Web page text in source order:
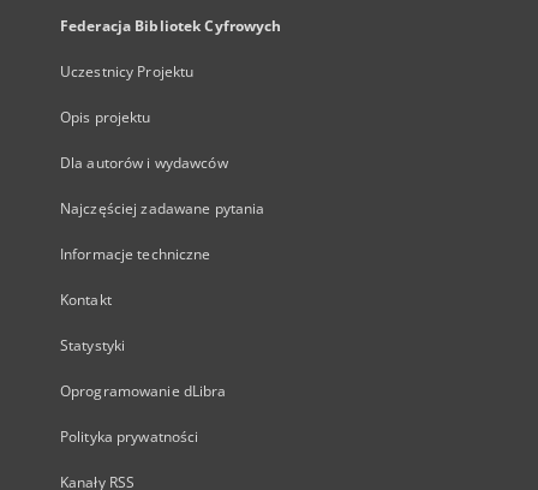
Federacja Bibliotek Cyfrowych
Uczestnicy Projektu
Opis projektu
Dla autorów i wydawców
Najczęściej zadawane pytania
Informacje techniczne
Kontakt
Statystyki
Oprogramowanie dLibra
Polityka prywatności
Kanały RSS